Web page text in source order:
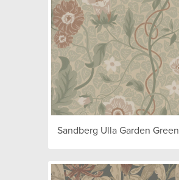
Sandberg Ulla Garden Green